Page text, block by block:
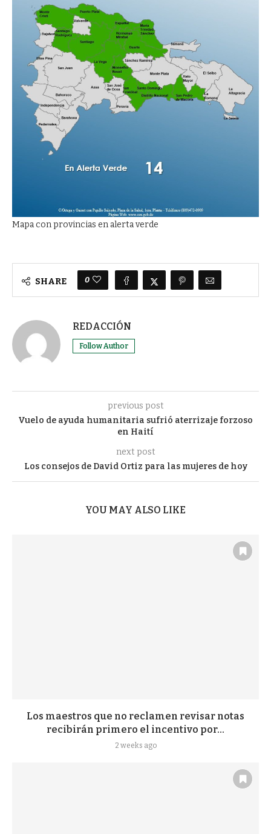
Mapa con provincias en alerta verde
SHARE 0
REDACCIÓN
Follow Author
previous post
Vuelo de ayuda humanitaria sufrió aterrizaje forzoso
en Haití
next post
Los consejos de David Ortiz para las mujeres de hoy
YOU MAY ALSO LIKE
Los maestros que no reclamen revisar notas
recibirán primero el incentivo por...
2 weeks ago